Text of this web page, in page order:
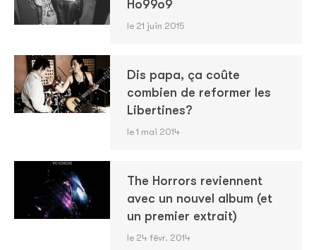
Ho99o9
le 21 juin 2015
Dis papa, ça coûte
combien de reformer les
Libertines?
le 1 mai 2014
The Horrors reviennent
avec un nouvel album (et
un premier extrait)
le 24 févr. 2014